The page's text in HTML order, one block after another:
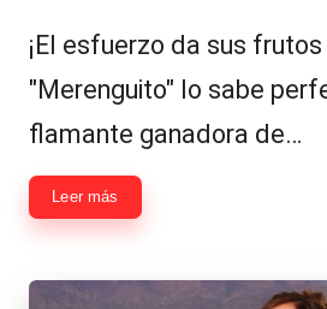
ul
a
C
hi
le
n
-
Exclusivas
-
Tv
y
redes
¡El esfuerzo da sus frutos
"Merenguito" lo sabe
flamante ganadora de…
Leer más